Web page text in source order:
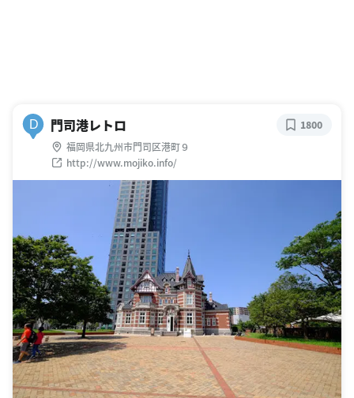
D 門司港レトロ
福岡県北九州市門司区港町９
http://www.mojiko.info/
1800